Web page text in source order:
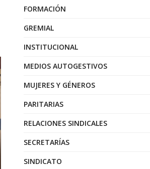
FORMACIÓN
GREMIAL
INSTITUCIONAL
MEDIOS AUTOGESTIVOS
MUJERES Y GÉNEROS
PARITARIAS
RELACIONES SINDICALES
SECRETARÍAS
SINDICATO